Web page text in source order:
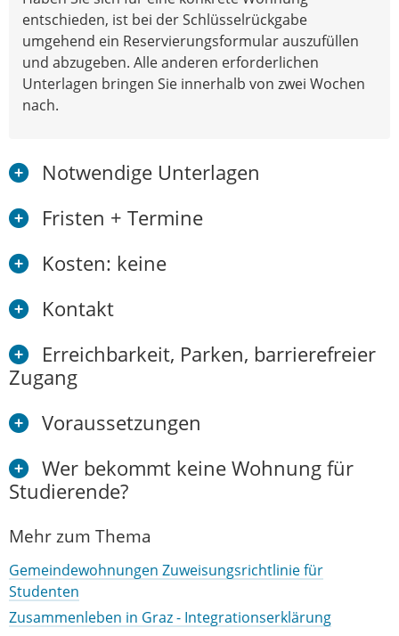
entschieden, ist bei der Schlüsselrückgabe
umgehend ein Reservierungsformular auszufüllen
und abzugeben. Alle anderen erforderlichen
Unterlagen bringen Sie innerhalb von zwei Wochen
nach.
Notwendige Unterlagen
Fristen + Termine
Kosten: keine
Kontakt
Erreichbarkeit, Parken, barrierefreier
Zugang
Voraussetzungen
Wer bekommt keine Wohnung für
Studierende?
Mehr zum Thema
Gemeindewohnungen Zuweisungsrichtlinie für
Studenten
Zusammenleben in Graz - Integrationserklärung